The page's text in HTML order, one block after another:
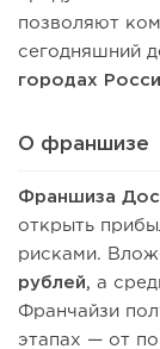
позволяют
сегодняшний
городах
О франшизе
Франшиза
открыть
рисками.
рублей, а
Франчайзи
этапах — от